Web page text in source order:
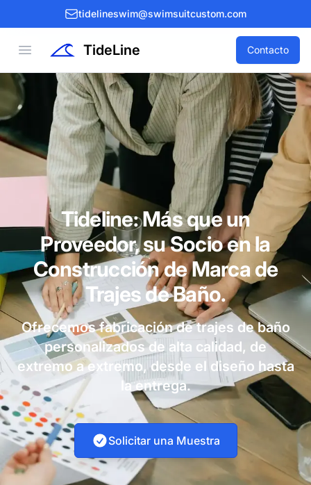
tidelineswim@swimsuitcustom.com
Open menu TideLine Contacto
Tideline: Más que un
Proveedor, su Socio en la
Construcción de Marca de
Trajes de Baño.
Ofrecemos fabricación de trajes de baño
personalizados de alta calidad, de
extremo a extremo, desde el diseño hasta
la entrega.
Solicitar una Muestra